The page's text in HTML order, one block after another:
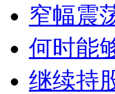
窄幅震
何时能
继续持